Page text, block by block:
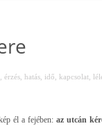
érzés hatás idő kapcsolat
él a fejében: az utcán